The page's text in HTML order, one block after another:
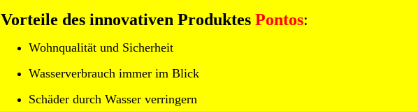
Vorteile des innovativen Produktes Pontos:
Wohnqualität und Sicherheit
Wasserverbrauch immer im Blick
Schäder durch Wasser verringern